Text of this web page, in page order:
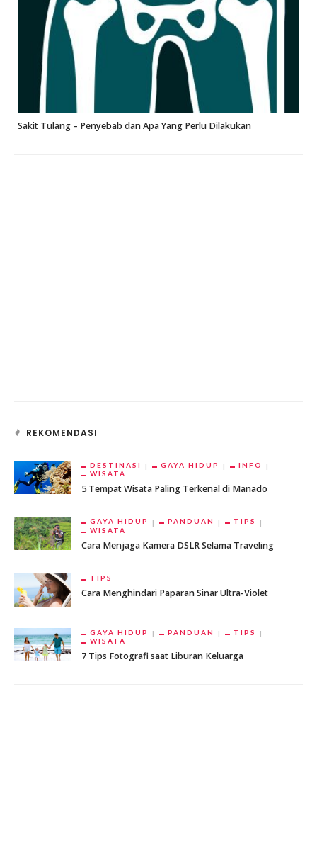
Sakit Tulang – Penyebab dan Apa Yang Perlu Dilakukan
REKOMENDASI
DESTINASI GAYA HIDUP
INFO
WISATA
5 Tempat Wisata Paling Terkenal di Manado
GAYA HIDUP PANDUAN
TIPS
WISATA
Cara Menjaga Kamera DSLR Selama Traveling
TIPS
Cara Menghindari Paparan Sinar Ultra-Violet
GAYA HIDUP PANDUAN
TIPS
WISATA
7 Tips Fotografi saat Liburan Keluarga